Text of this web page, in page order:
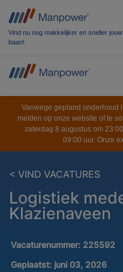
Vind nu nog makkelijker en sneller
baan!
Vanwege gepland onderhoud
melden op onze website of te
zaterdag 8 augustus om
09:00 uur. Onze
< VIND VACATURES
Logistiek
Klazienaveen
Vacaturenummer: 225592
Geplaatst: juni 03, 2026